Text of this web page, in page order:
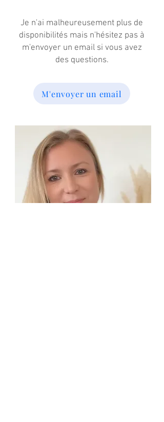
Je n'ai malheureusement plus de
disponibilités mais n'hésitez pas à
m'envoyer un email si vous avez
des questions.
M'envoyer un email